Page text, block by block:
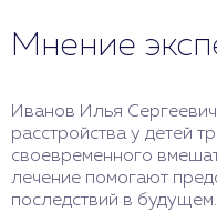
Мнение
Иванов Илья
расстройства у детей
своевременного
лечение помогают
последствий в